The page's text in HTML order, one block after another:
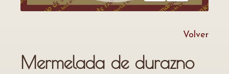
Volver
Mermelada de durazno